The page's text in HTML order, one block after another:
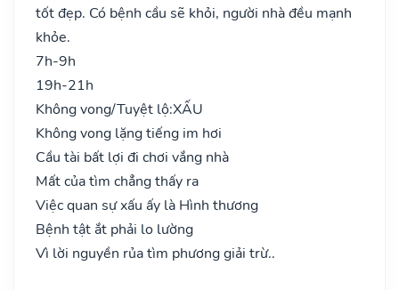
tốt đẹp. Có bệnh cầu sẽ khỏi, người nhà đều mạnh
khỏe.
7h-9h
19h-21h
Không vong/Tuyệt lộ:XẤU
Không vong lặng tiếng im hơi
Cầu tài bất lợi đi chơi vắng nhà
Mất của tìm chẳng thấy ra
Việc quan sự xấu ấy là Hình thương
Bệnh tật ắt phải lo lường
Vì lời nguyền rủa tìm phương giải trừ..